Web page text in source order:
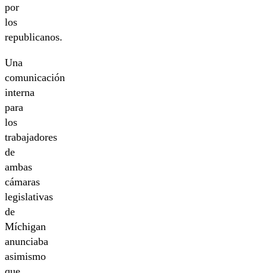
por
los
republicanos.
Una
comunicación
interna
para
los
trabajadores
de
ambas
cámaras
legislativas
de
Míchigan
anunciaba
asimismo